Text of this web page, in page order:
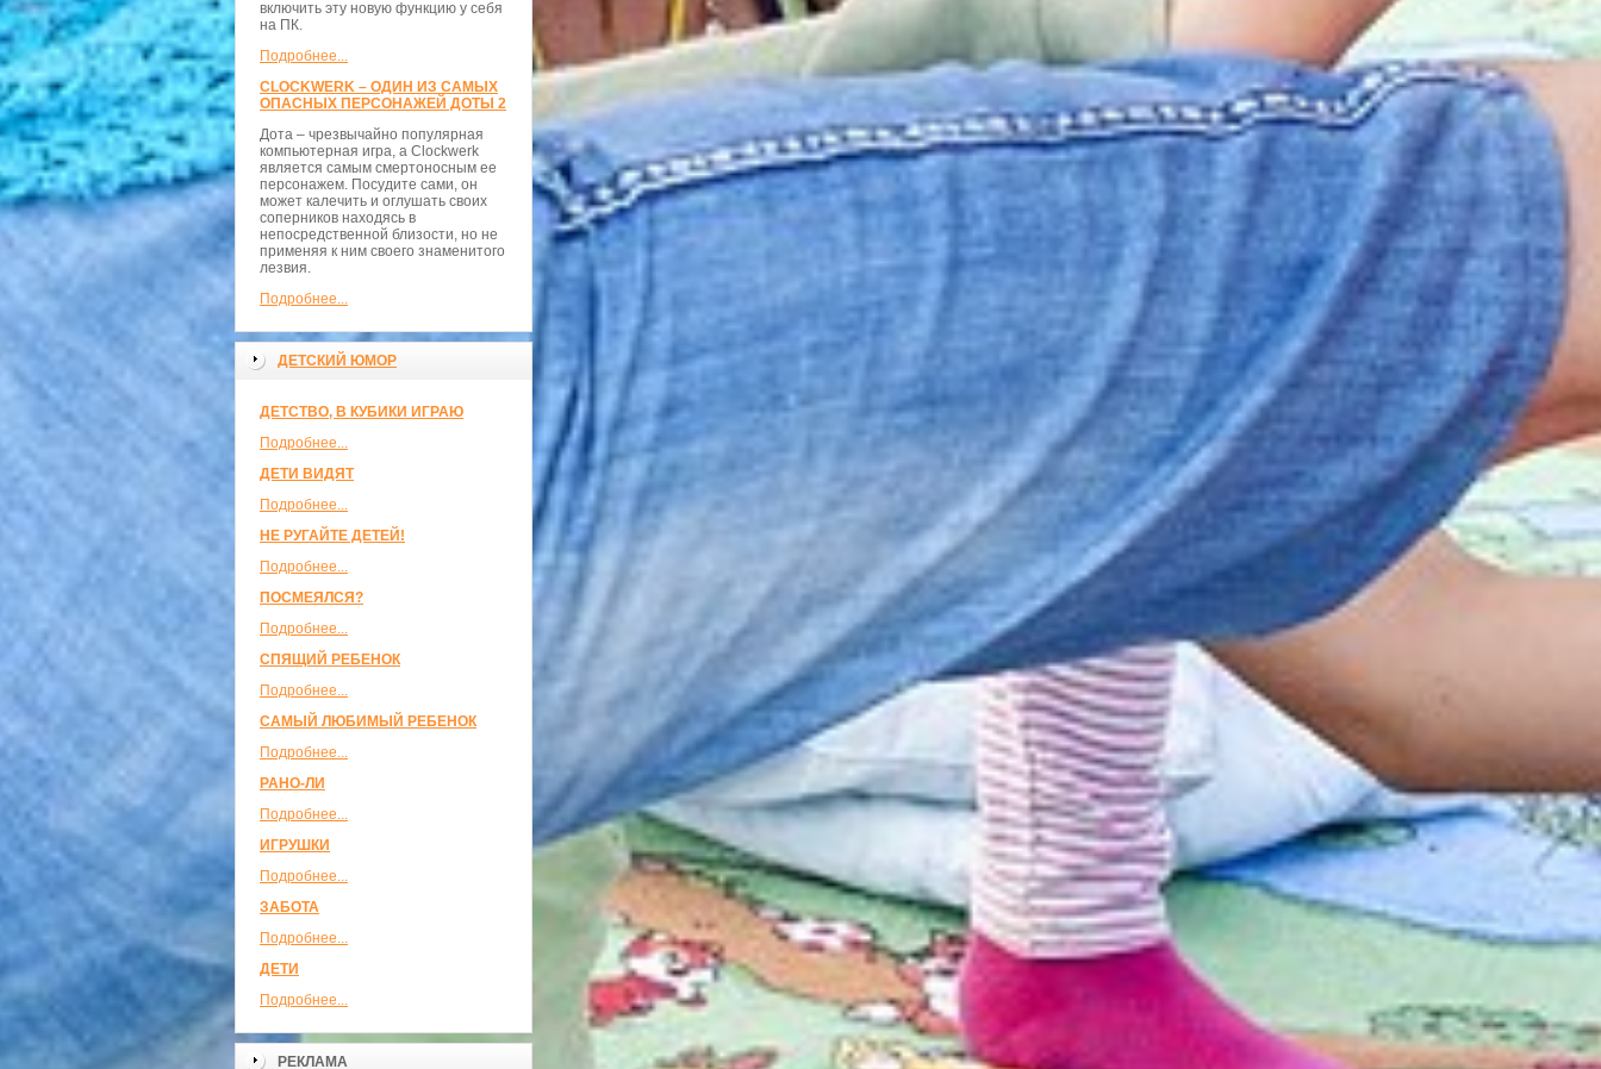
включить эту новую функцию у себя
на ПК.
Подробнее...
CLOCKWERK – ОДИН ИЗ САМЫХ
ОПАСНЫХ ПЕРСОНАЖЕЙ ДОТЫ 2
Дота – чрезвычайно популярная
компьютерная игра, а Clockwerk
является самым смертоносным ее
персонажем. Посудите сами, он
может калечить и оглушать своих
соперников находясь в
непосредственной близости, но не
применяя к ним своего знаменитого
лезвия.
Подробнее...
ДЕТСКИЙ ЮМОР
ДЕТСТВО, В КУБИКИ ИГРАЮ
Подробнее...
ДЕТИ ВИДЯТ
Подробнее...
НЕ РУГАЙТЕ ДЕТЕЙ!
Подробнее...
ПОСМЕЯЛСЯ?
Подробнее...
СПЯЩИЙ РЕБЕНОК
Подробнее...
САМЫЙ ЛЮБИМЫЙ РЕБЕНОК
Подробнее...
РАНО-ЛИ
Подробнее...
ИГРУШКИ
Подробнее...
ЗАБОТА
Подробнее...
ДЕТИ
Подробнее...
РЕКЛАМА